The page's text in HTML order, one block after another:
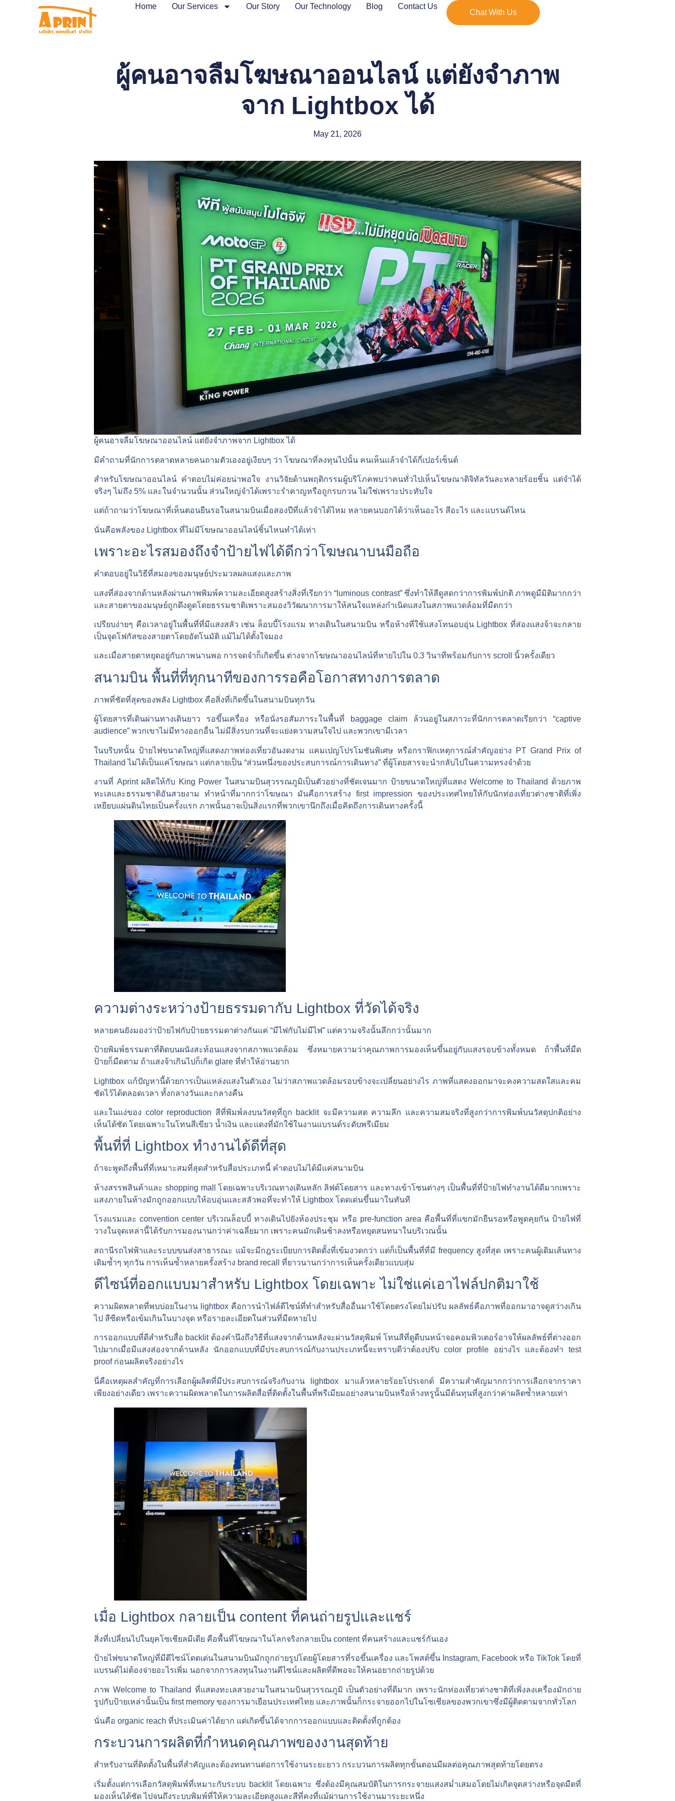
Home Our Services Our Story Our Technology Blog Contact Us
Chat With Us
ผู้คนอาจลืมโฆษณาออนไลน์ แต่ยังจำภาพ
จาก Lightbox ได้
May 21, 2026
ผู้คนอาจลืมโฆษณาออนไลน์ แต่ยังจำภาพจาก Lightbox ได้
มีคำถามที่นักการตลาดหลายคนถามตัวเองอยู่เงียบๆ ว่า โฆษณาที่ลงทุนไปนั้น คนเห็นแล้วจำได้กี่เปอร์เซ็นต์
สำหรับโฆษณาออนไลน์ คำตอบไม่ค่อยน่าพอใจ งานวิจัยด้านพฤติกรรมผู้บริโภคพบว่าคนทั่วไปเห็นโฆษณาดิจิทัลวันละหลายร้อยชิ้น แต่จำได้
จริงๆ ไม่ถึง 5% และในจำนวนนั้น ส่วนใหญ่จำได้เพราะรำคาญหรือถูกรบกวน ไม่ใช่เพราะประทับใจ
แต่ถ้าถามว่าโฆษณาที่เห็นตอนยืนรอในสนามบินเมื่อสองปีที่แล้วจำได้ไหม หลายคนบอกได้ว่าเห็นอะไร สีอะไร และแบรนด์ไหน
นั่นคือพลังของ Lightbox ที่ไม่มีโฆษณาออนไลน์ชิ้นไหนทำได้เท่า
เพราะอะไรสมองถึงจำป้ายไฟได้ดีกว่าโฆษณาบนมือถือ
คำตอบอยู่ในวิธีที่สมองของมนุษย์ประมวลผลแสงและภาพ
แสงที่ส่องจากด้านหลังผ่านภาพพิมพ์ความละเอียดสูงสร้างสิ่งที่เรียกว่า “luminous contrast” ซึ่งทำให้สีดูสดกว่าการพิมพ์ปกติ ภาพดูมีมิติมากกว่า
และสายตาของมนุษย์ถูกดึงดูดโดยธรรมชาติเพราะสมองวิวัฒนาการมาให้สนใจแหล่งกำเนิดแสงในสภาพแวดล้อมที่มืดกว่า
เปรียบง่ายๆ คือเวลาอยู่ในพื้นที่ที่มีแสงสลัว เช่น ล็อบบี้โรงแรม ทางเดินในสนามบิน หรือห้างที่ใช้แสงโทนอบอุ่น Lightbox ที่ส่องแสงจ้าจะกลาย
เป็นจุดโฟกัสของสายตาโดยอัตโนมัติ แม้ไม่ได้ตั้งใจมอง
และเมื่อสายตาหยุดอยู่กับภาพนานพอ การจดจำก็เกิดขึ้น ต่างจากโฆษณาออนไลน์ที่หายไปใน 0.3 วินาทีพร้อมกับการ scroll นิ้วครั้งเดียว
สนามบิน พื้นที่ที่ทุกนาทีของการรอคือโอกาสทางการตลาด
ภาพที่ชัดที่สุดของพลัง Lightbox คือสิ่งที่เกิดขึ้นในสนามบินทุกวัน
ผู้โดยสารที่เดินผ่านทางเดินยาว รอขึ้นเครื่อง หรือนั่งรอสัมภาระในพื้นที่ baggage claim ล้วนอยู่ในสภาวะที่นักการตลาดเรียกว่า “captive
audience” พวกเขาไม่มีทางออกอื่น ไม่มีสิ่งรบกวนที่จะแย่งความสนใจไป และพวกเขามีเวลา
ในบริบทนั้น ป้ายไฟขนาดใหญ่ที่แสดงภาพท่องเที่ยวอันงดงาม แคมเปญโปรโมชันพิเศษ หรือกราฟิกเหตุการณ์สำคัญอย่าง PT Grand Prix of
Thailand ไม่ได้เป็นแค่โฆษณา แต่กลายเป็น “ส่วนหนึ่งของประสบการณ์การเดินทาง” ที่ผู้โดยสารจะนำกลับไปในความทรงจำด้วย
งานที่ Aprint ผลิตให้กับ King Power ในสนามบินสุวรรณภูมิเป็นตัวอย่างที่ชัดเจนมาก ป้ายขนาดใหญ่ที่แสดง Welcome to Thailand ด้วยภาพ
ทะเลและธรรมชาติอันสวยงาม ทำหน้าที่มากกว่าโฆษณา มันคือการสร้าง first impression ของประเทศไทยให้กับนักท่องเที่ยวต่างชาติที่เพิ่ง
เหยียบแผ่นดินไทยเป็นครั้งแรก ภาพนั้นอาจเป็นสิ่งแรกที่พวกเขานึกถึงเมื่อคิดถึงการเดินทางครั้งนี้
ความต่างระหว่างป้ายธรรมดากับ Lightbox ที่วัดได้จริง
หลายคนยังมองว่าป้ายไฟกับป้ายธรรมดาต่างกันแค่ “มีไฟกับไม่มีไฟ” แต่ความจริงนั้นลึกกว่านั้นมาก
ป้ายพิมพ์ธรรมดาที่ติดบนผนังสะท้อนแสงจากสภาพแวดล้อม ซึ่งหมายความว่าคุณภาพการมองเห็นขึ้นอยู่กับแสงรอบข้างทั้งหมด ถ้าพื้นที่มืด
ป้ายก็มืดตาม ถ้าแสงจ้าเกินไปก็เกิด glare ที่ทำให้อ่านยาก
Lightbox แก้ปัญหานี้ด้วยการเป็นแหล่งแสงในตัวเอง ไม่ว่าสภาพแวดล้อมรอบข้างจะเปลี่ยนอย่างไร ภาพที่แสดงออกมาจะคงความสดใสและคม
ชัดไว้ได้ตลอดเวลา ทั้งกลางวันและกลางคืน
และในแง่ของ color reproduction สีที่พิมพ์ลงบนวัสดุที่ถูก backlit จะมีความสด ความลึก และความสมจริงที่สูงกว่าการพิมพ์บนวัสดุปกติอย่าง
เห็นได้ชัด โดยเฉพาะในโทนสีเขียว น้ำเงิน และแดงที่มักใช้ในงานแบรนด์ระดับพรีเมียม
พื้นที่ที่ Lightbox ทำงานได้ดีที่สุด
ถ้าจะพูดถึงพื้นที่ที่เหมาะสมที่สุดสำหรับสื่อประเภทนี้ คำตอบไม่ได้มีแค่สนามบิน
ห้างสรรพสินค้าและ shopping mall โดยเฉพาะบริเวณทางเดินหลัก ลิฟต์โดยสาร และทางเข้าโซนต่างๆ เป็นพื้นที่ที่ป้ายไฟทำงานได้ดีมากเพราะ
แสงภายในห้างมักถูกออกแบบให้อบอุ่นและสลัวพอที่จะทำให้ Lightbox โดดเด่นขึ้นมาในทันที
โรงแรมและ convention center บริเวณล็อบบี้ ทางเดินไปยังห้องประชุม หรือ pre-function area คือพื้นที่ที่แขกมักยืนรอหรือพูดคุยกัน ป้ายไฟที่
วางในจุดเหล่านี้ได้รับการมองนานกว่าค่าเฉลี่ยมาก เพราะคนมักเดินช้าลงหรือหยุดสนทนาในบริเวณนั้น
สถานีรถไฟฟ้าและระบบขนส่งสาธารณะ แม้จะมีกฎระเบียบการติดตั้งที่เข้มงวดกว่า แต่ก็เป็นพื้นที่ที่มี frequency สูงที่สุด เพราะคนผู้เดิมเส้นทาง
เดิมซ้ำๆ ทุกวัน การเห็นซ้ำหลายครั้งสร้าง brand recall ที่ยาวนานกว่าการเห็นครั้งเดียวแบบสุ่ม
ดีไซน์ที่ออกแบบมาสำหรับ Lightbox โดยเฉพาะ ไม่ใช่แค่เอาไฟล์ปกติมาใช้
ความผิดพลาดที่พบบ่อยในงาน lightbox คือการนำไฟล์ดีไซน์ที่ทำสำหรับสื่ออื่นมาใช้โดยตรงโดยไม่ปรับ ผลลัพธ์คือภาพที่ออกมาอาจดูสว่างเกิน
ไป สีซีดหรือเข้มเกินในบางจุด หรือรายละเอียดในส่วนที่มืดหายไป
การออกแบบที่ดีสำหรับสื่อ backlit ต้องคำนึงถึงวิธีที่แสงจากด้านหลังจะผ่านวัสดุพิมพ์ โทนสีที่ดูดีบนหน้าจอคอมพิวเตอร์อาจให้ผลลัพธ์ที่ต่างออก
ไปมากเมื่อมีแสงส่องจากด้านหลัง นักออกแบบที่มีประสบการณ์กับงานประเภทนี้จะทราบดีว่าต้องปรับ color profile อย่างไร และต้องทำ test
proof ก่อนผลิตจริงอย่างไร
นี่คือเหตุผลสำคัญที่การเลือกผู้ผลิตที่มีประสบการณ์จริงกับงาน lightbox มาแล้วหลายร้อยโปรเจกต์ มีความสำคัญมากกว่าการเลือกจากราคา
เพียงอย่างเดียว เพราะความผิดพลาดในการผลิตสื่อที่ติดตั้งในพื้นที่พรีเมียมอย่างสนามบินหรือห้างหรูนั้นมีต้นทุนที่สูงกว่าค่าผลิตซ้ำหลายเท่า
เมื่อ Lightbox กลายเป็น content ที่คนถ่ายรูปและแชร์
สิ่งที่เปลี่ยนไปในยุคโซเชียลมีเดีย คือพื้นที่โฆษณาในโลกจริงกลายเป็น content ที่คนสร้างและแชร์กันเอง
ป้ายไฟขนาดใหญ่ที่มีดีไซน์โดดเด่นในสนามบินมักถูกถ่ายรูปโดยผู้โดยสารที่รอขึ้นเครื่อง และโพสต์ขึ้น Instagram, Facebook หรือ TikTok โดยที่
แบรนด์ไม่ต้องจ่ายอะไรเพิ่ม นอกจากการลงทุนในงานดีไซน์และผลิตที่ดีพอจะให้คนอยากถ่ายรูปด้วย
ภาพ Welcome to Thailand ที่แสดงทะเลสวยงามในสนามบินสุวรรณภูมิ เป็นตัวอย่างที่ดีมาก เพราะนักท่องเที่ยวต่างชาติที่เพิ่งลงเครื่องมักถ่าย
รูปกับป้ายเหล่านั้นเป็น first memory ของการมาเยือนประเทศไทย และภาพนั้นก็กระจายออกไปในโซเชียลของพวกเขาซึ่งมีผู้ติดตามจากทั่วโลก
นั่นคือ organic reach ที่ประเมินค่าได้ยาก แต่เกิดขึ้นได้จากการออกแบบและติดตั้งที่ถูกต้อง
กระบวนการผลิตที่กำหนดคุณภาพของงานสุดท้าย
สำหรับงานที่ติดตั้งในพื้นที่สำคัญและต้องทนทานต่อการใช้งานระยะยาว กระบวนการผลิตทุกขั้นตอนมีผลต่อคุณภาพสุดท้ายโดยตรง
เริ่มตั้งแต่การเลือกวัสดุพิมพ์ที่เหมาะกับระบบ backlit โดยเฉพาะ ซึ่งต้องมีคุณสมบัติในการกระจายแสงสม่ำเสมอโดยไม่เกิดจุดสว่างหรือจุดมืดที่
มองเห็นได้ชัด ไปจนถึงระบบพิมพ์ที่ให้ความละเอียดสูงและสีที่คงที่แม้ผ่านการใช้งานมาระยะหนึ่ง